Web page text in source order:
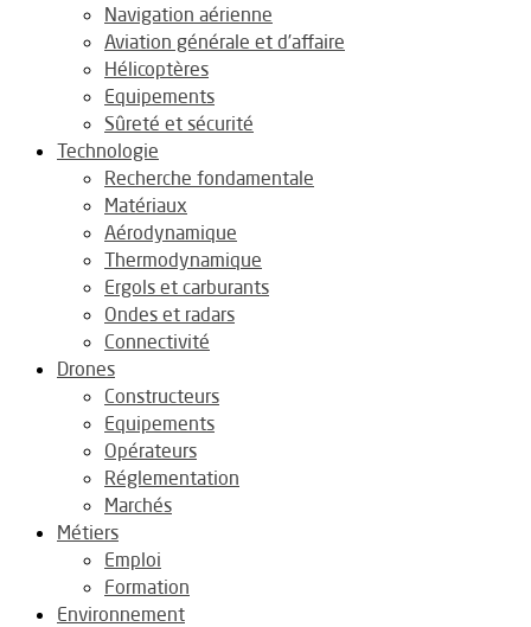
Navigation aérienne
Aviation générale et d’affaire
Hélicoptères
Equipements
Sûreté et sécurité
Technologie
Recherche fondamentale
Matériaux
Aérodynamique
Thermodynamique
Ergols et carburants
Ondes et radars
Connectivité
Drones
Constructeurs
Equipements
Opérateurs
Réglementation
Marchés
Métiers
Emploi
Formation
Environnement